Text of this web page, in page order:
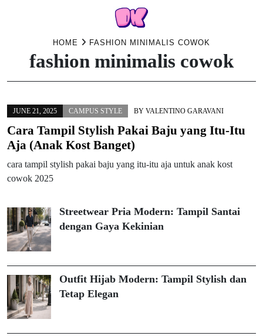
HOME FASHION MINIMALIS COWOK
fashion minimalis cowok
JUNE 21, 2025 CAMPUS STYLE BY VALENTINO GARAVANI
Cara Tampil Stylish Pakai Baju yang Itu-Itu
Aja (Anak Kost Banget)
cara tampil stylish pakai baju yang itu-itu aja untuk anak kost
cowok 2025
Streetwear Pria Modern: Tampil Santai
dengan Gaya Kekinian
Outfit Hijab Modern: Tampil Stylish dan
Tetap Elegan